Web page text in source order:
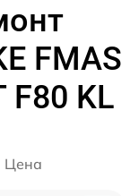
FMAS
F80 KL
Цена